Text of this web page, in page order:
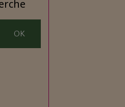
OK